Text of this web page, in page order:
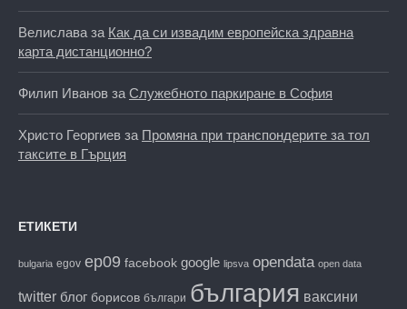
Велислава за Как да си извадим европейска здравна
карта дистанционно?
Филип Иванов за Служебното паркиране в София
Христо Георгиев за Промяна при транспондерите за тол
таксите в Гърция
ЕТИКЕТИ
bulgaria egov ep09 facebook google lipsva opendata open data
twitter блог борисов българи българия ваксини